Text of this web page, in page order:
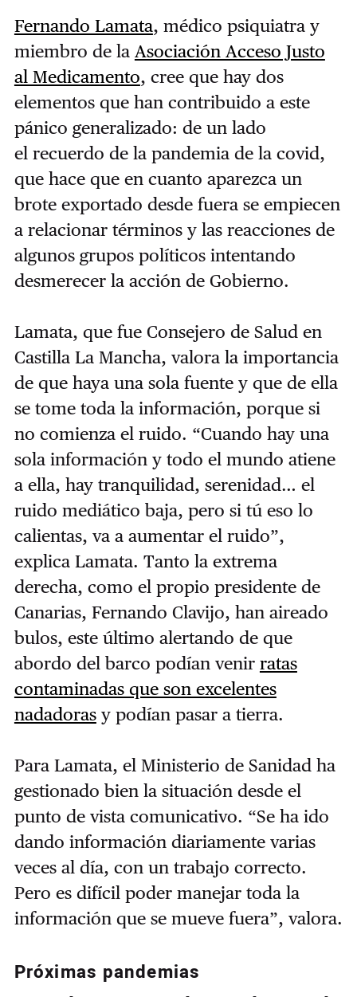
Fernando Lamata, médico psiquiatra y
miembro de la Asociación Acceso Justo
al Medicamento, cree que hay dos
elementos que han contribuido a este
pánico generalizado: de un lado
el recuerdo de la pandemia de la covid,
que hace que en cuanto aparezca un
brote exportado desde fuera se empiecen
a relacionar términos y las reacciones de
algunos grupos políticos intentando
desmerecer la acción de Gobierno.
Lamata, que fue Consejero de Salud en
Castilla La Mancha, valora la importancia
de que haya una sola fuente y que de ella
se tome toda la información, porque si
no comienza el ruido. “Cuando hay una
sola información y todo el mundo atiene
a ella, hay tranquilidad, serenidad… el
ruido mediático baja, pero si tú eso lo
calientas, va a aumentar el ruido”,
explica Lamata. Tanto la extrema
derecha, como el propio presidente de
Canarias, Fernando Clavijo, han aireado
bulos, este último alertando de que
abordo del barco podían venir ratas
contaminadas que son excelentes
nadadorasy podían pasar a tierra.
Para Lamata, el Ministerio de Sanidad ha
gestionado bien la situación desde el
punto de vista comunicativo. “Se ha ido
dando información diariamente varias
veces al día, con un trabajo correcto.
Pero es difícil poder manejar toda la
información que se mueve fuera”, valora.
Próximas pandemias